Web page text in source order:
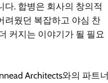
다. 합병은 회사의 창의적
려웠던 복잡하고 야심 찬
커지는 이야기가 될 필요
Architects와의 파트너